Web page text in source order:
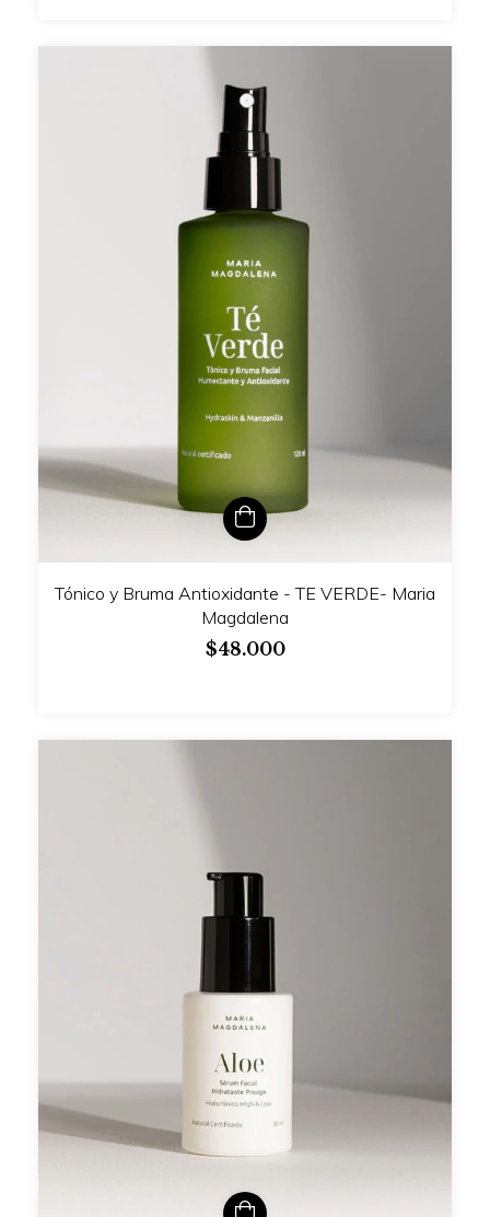
Tónico y Bruma Antioxidante - TE VERDE- Maria
Magdalena
$48.000